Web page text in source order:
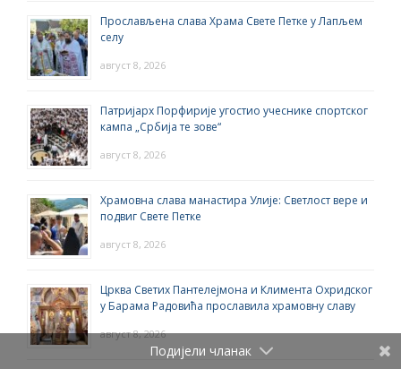
Прослављена слава Храма Свете Петке у Лапљем
селу
август 8, 2026
Патријарх Порфирије угостио учеснике спортског
кампа „Србија те зове“
август 8, 2026
Храмовна слава манастира Улије: Светлост вере и
подвиг Свете Петке
август 8, 2026
Црква Светих Пантелејмона и Климента Охридског
у Барама Радовића прославила храмовну славу
август 8, 2026
Подијели чланак